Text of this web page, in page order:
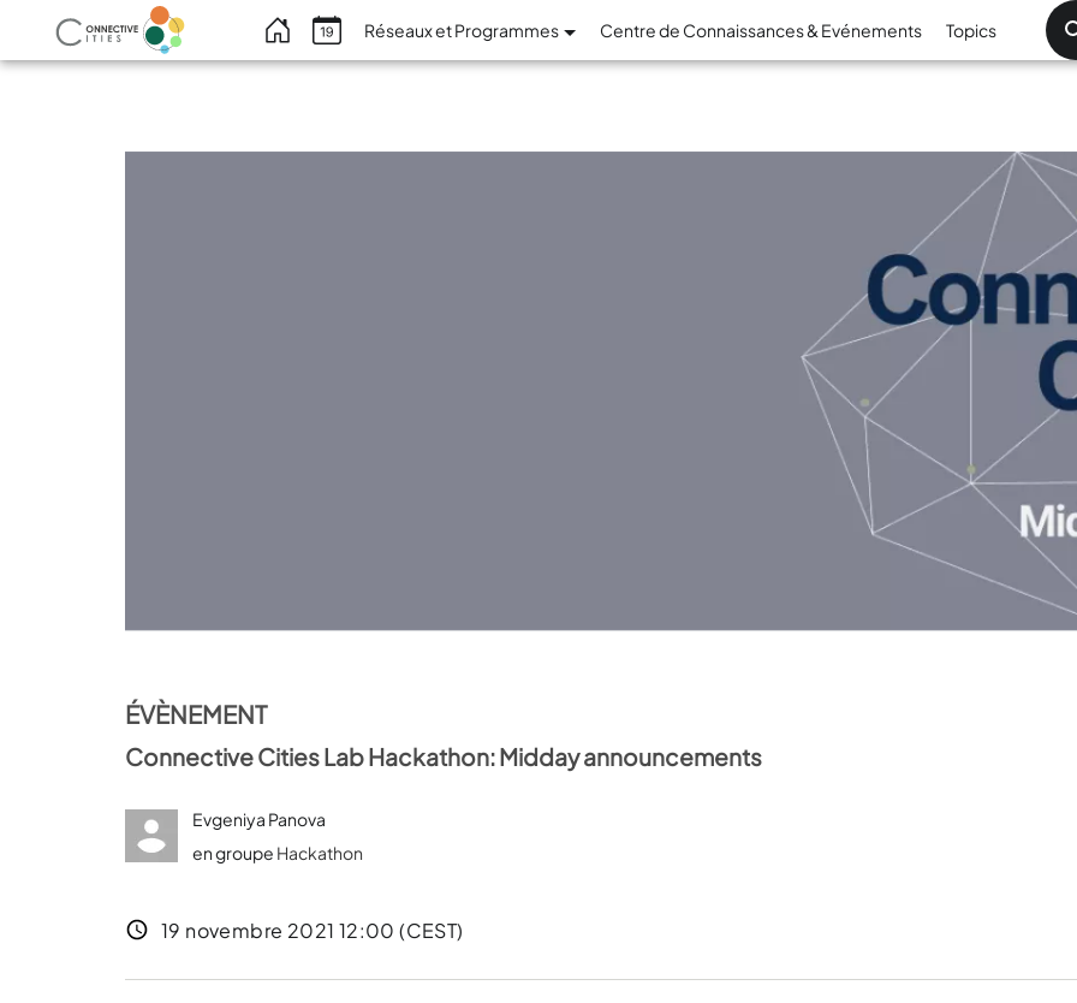
Aller au contenu principal
Réseaux et Programmes Centre de Connaissances & Evénements Topics
Menu
du
ÉVÈNEMENT
Connective Cities Lab Hackathon: Midday announcements
Evgeniya Panova
en groupe Hackathon
Date de l'évênement
19 novembre 2021 12:00 (CEST)